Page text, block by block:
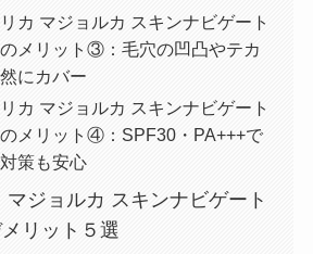
カ マジョルカ スキンナビゲート
メリット③：毛穴の凹凸やテカ
にカバー
カ マジョルカ スキンナビゲート
メリット④：SPF30・PA+++で
策も安心
マジョルカ スキンナビゲート
リット５選